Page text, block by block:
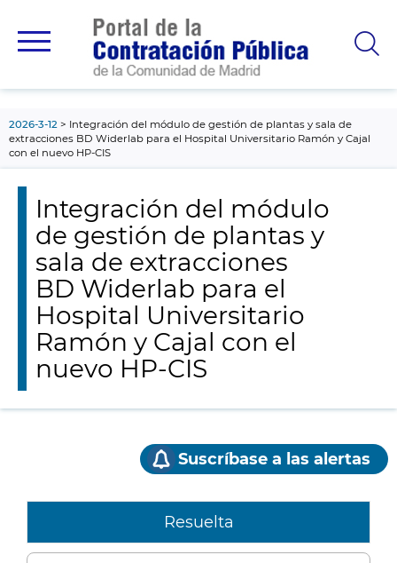
principal
2026-3-12
Integración del módulo de gestión de plantas y sala de
extracciones BD Widerlab para el Hospital Universitario Ramón y Cajal
con el nuevo HP-CIS
Integración del módulo
de gestión de plantas y
sala de extracciones
BD Widerlab para el
Hospital Universitario
Ramón y Cajal con el
nuevo HP-CIS
Suscríbase a las alertas
Resuelta